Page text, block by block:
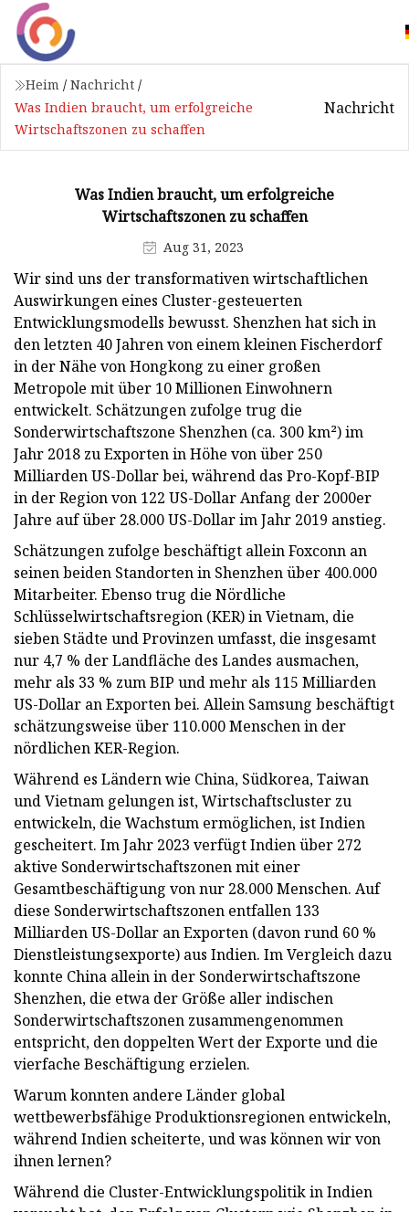
Heim / Nachricht /
Was Indien braucht, um erfolgreiche
Wirtschaftszonen zu schaffen
Nachricht
Was Indien braucht, um erfolgreiche
Wirtschaftszonen zu schaffen
Aug 31, 2023
Wir sind uns der transformativen wirtschaftlichen
Auswirkungen eines Cluster-gesteuerten
Entwicklungsmodells bewusst. Shenzhen hat sich in
den letzten 40 Jahren von einem kleinen Fischerdorf
in der Nähe von Hongkong zu einer großen
Metropole mit über 10 Millionen Einwohnern
entwickelt. Schätzungen zufolge trug die
Sonderwirtschaftszone Shenzhen (ca. 300 km²) im
Jahr 2018 zu Exporten in Höhe von über 250
Milliarden US-Dollar bei, während das Pro-Kopf-BIP
in der Region von 122 US-Dollar Anfang der 2000er
Jahre auf über 28.000 US-Dollar im Jahr 2019 anstieg.
Schätzungen zufolge beschäftigt allein Foxconn an
seinen beiden Standorten in Shenzhen über 400.000
Mitarbeiter. Ebenso trug die Nördliche
Schlüsselwirtschaftsregion (KER) in Vietnam, die
sieben Städte und Provinzen umfasst, die insgesamt
nur 4,7 % der Landfläche des Landes ausmachen,
mehr als 33 % zum BIP und mehr als 115 Milliarden
US-Dollar an Exporten bei. Allein Samsung beschäftigt
schätzungsweise über 110.000 Menschen in der
nördlichen KER-Region.
Während es Ländern wie China, Südkorea, Taiwan
und Vietnam gelungen ist, Wirtschaftscluster zu
entwickeln, die Wachstum ermöglichen, ist Indien
gescheitert. Im Jahr 2023 verfügt Indien über 272
aktive Sonderwirtschaftszonen mit einer
Gesamtbeschäftigung von nur 28.000 Menschen. Auf
diese Sonderwirtschaftszonen entfallen 133
Milliarden US-Dollar an Exporten (davon rund 60 %
Dienstleistungsexporte) aus Indien. Im Vergleich dazu
konnte China allein in der Sonderwirtschaftszone
Shenzhen, die etwa der Größe aller indischen
Sonderwirtschaftszonen zusammengenommen
entspricht, den doppelten Wert der Exporte und die
vierfache Beschäftigung erzielen.
Warum konnten andere Länder global
wettbewerbsfähige Produktionsregionen entwickeln,
während Indien scheiterte, und was können wir von
ihnen lernen?
Während die Cluster-Entwicklungspolitik in Indien